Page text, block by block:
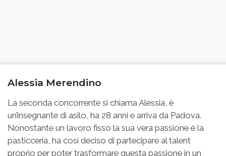
Alessia Merendino
La seconda concorrente si chiama Alessia, è
un’insegnante di asilo, ha 28 anni e arriva da Padova.
Nonostante un lavoro fisso la sua vera passione è la
pasticceria, ha così deciso di partecipare al talent
proprio per poter trasformare questa passione in un